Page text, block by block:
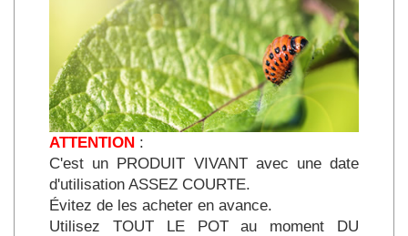
ATTENTION :
C'est un PRODUIT VIVANT avec une date
d'utilisation ASSEZ COURTE.
Évitez de les acheter en avance.
Utilisez TOUT LE POT au moment DU